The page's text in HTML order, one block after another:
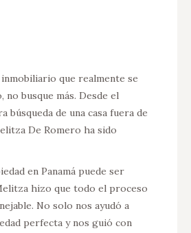
inmobiliario que realmente se
no busque más. Desde el
búsqueda de una casa fuera de
De Romero ha sido
en Panamá puede ser
hizo que todo el proceso
No solo nos ayudó a
perfecta y nos guió con